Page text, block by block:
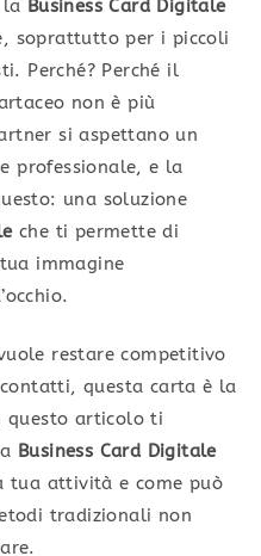
la Business Card Digitale
soprattutto per i piccoli
Perché? Perché il
non è più
si aspettano un
professionale, e la
una soluzione
che ti permette di
immagine
restare competitivo
questa carta è la
questo articolo ti
Business Card Digitale
tua attività e come può
tradizionali non